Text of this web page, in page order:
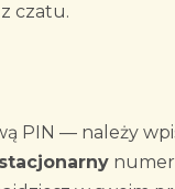
czatu.
PIN — należy
stacjonarny